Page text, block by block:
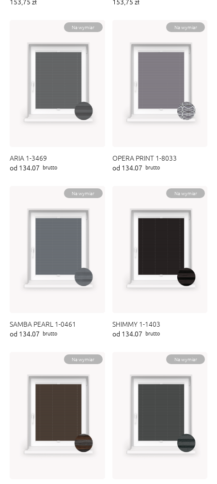
Na wymiar
ARIA 1-3469
od 134.07 brutto
Na wymiar
OPERA PRINT 1-8033
od 134.07 brutto
Na wymiar
SAMBA PEARL 1-0461
od 134.07 brutto
Na wymiar
SHIMMY 1-1403
od 134.07 brutto
Na wymiar Na wymiar
zwijana MZN